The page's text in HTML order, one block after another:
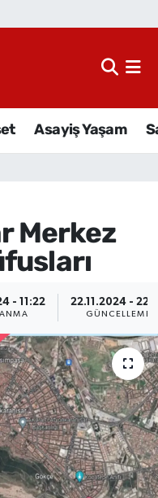
Asayiş Yaşam
Merkez
- 11:22 22.11.2024 -
GÜNCELLEME